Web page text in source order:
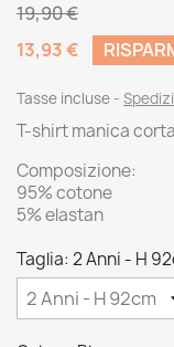
19,90 €
13,93 €
Tasse incluse
T-shirt manica
Composizione:
95% cotone
5% elastan
Taglia: 2 Anni - H